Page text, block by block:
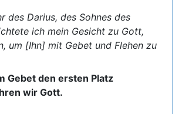
des Darius, des Sohnes des
ich mein Gesicht zu Gott,
um [Ihn] mit Gebet und Flehen zu
Gebet den ersten Platz
wir Gott.